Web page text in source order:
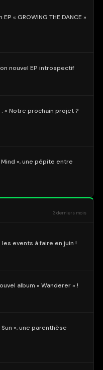
« GROWING THE DANCE »
nouvel EP introspectif
« Notre prochain projet ?
», une pépite entre
3 derniers mois
events à faire en juin !
album « Wanderer » !
», une parenthèse